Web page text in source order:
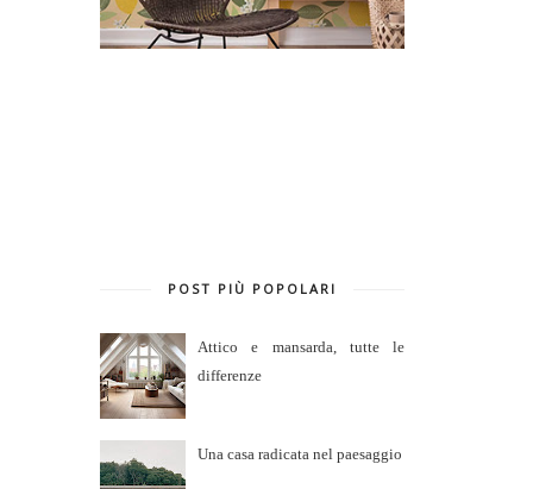
POST PIÙ POPOLARI
Attico e mansarda, tutte le
differenze
Una casa radicata nel paesaggio